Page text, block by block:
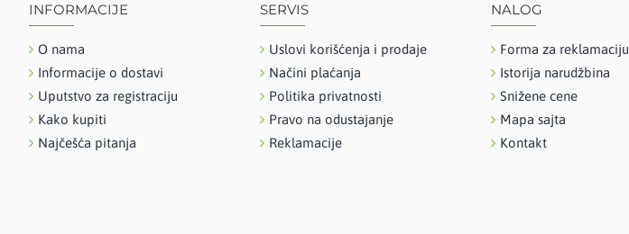
INFORMACIJE
O nama
Informacije o dostavi
Uputstvo za registraciju
Kako kupiti
Najčešća pitanja
SERVIS
Uslovi korišćenja i prodaje
Načini plaćanja
Politika privatnosti
Pravo na odustajanje
Reklamacije
NALOG
Forma za reklamaciju
Istorija narudžbina
Snižene cene
Mapa sajta
Kontakt